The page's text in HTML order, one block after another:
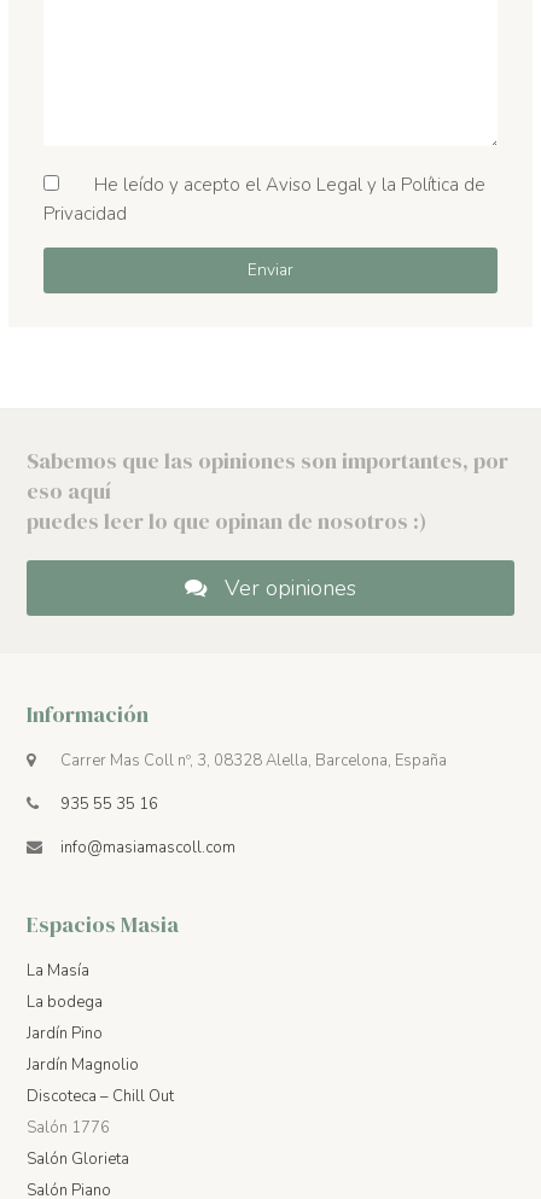
He leído y acepto el Aviso Legal y la Política de
Privacidad
Sabemos que las opiniones son importantes, por
eso aquí
puedes leer lo que opinan de nosotros :)
Ver opiniones
Información
Carrer Mas Coll nº, 3, 08328 Alella, Barcelona, España
935 55 35 16
info@masiamascoll.com
Espacios Masia
La Masía
La bodega
Jardín Pino
Jardín Magnolio
Discoteca – Chill Out
Salón 1776
Salón Glorieta
Salón Piano